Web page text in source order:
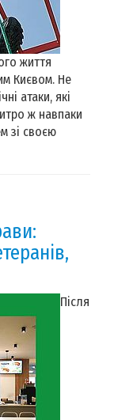
життя
Києвом. Не
атаки, які
ж навпаки
зі своєю
Після